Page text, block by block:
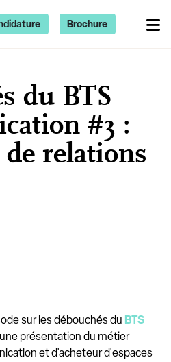
du BTS
#3 :
relations
sur les débouchés du BTS
présentation du métier
et d'acheteur d'espaces
Brochure